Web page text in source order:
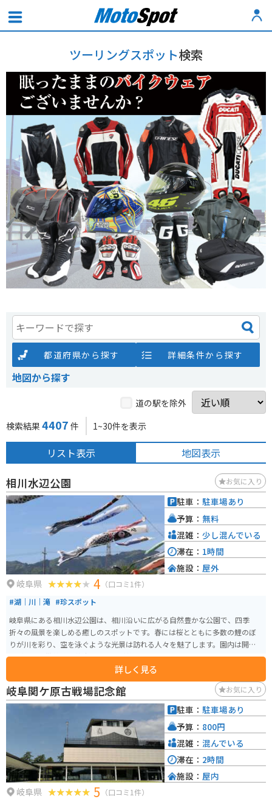
ツーリングスポット検索
都道府県から探す 詳細条件から探す
地図から探す
道の駅を除外
検索結果 4407 件 1~30件を表示
リスト表示 地図表示
相川水辺公園 お気に入り
岐阜県 4 （口コミ1件）
#湖｜川｜滝 #珍スポット
岐阜県にある相川水辺公園は、相川沿いに広がる自然豊かな公園で、四季
折々の風景を楽しめる癒しのスポットです。春には桜とともに多数の鯉のぼ
りが川を彩り、空を泳ぐような光景は訪れる人々を魅了します。園内は開放
感があり、散策路や芝生スペースが整備されているため、のんびりと過ごし
たりピクニックを楽しむのにも最適です。比較的人も落ち着いており、ゆっ
たりとした時間が流れるのも魅力の一つ。 周辺道路は走りやすく、バイクで
のアクセスも良好で、ツーリングの休憩スポットとしても利用しやすい環境
です。自然と季節の彩りを感じながら、気軽にリフレッシュできる穴場的な
詳しく見る
駐車： 駐車場あり
予算： 無料
混雑： 少し混んでいる
滞在： 1時間
施設： 屋外
岐阜関ケ原古戦場記念館 お気に入り
岐阜県 5 （口コミ1件）
駐車： 駐車場あり
予算： 800円
混雑： 混んでいる
滞在： 2時間
施設： 屋内